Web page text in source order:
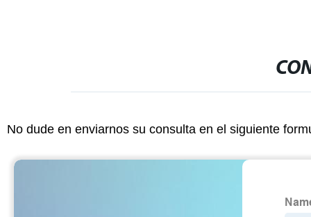
No dude en enviarnos su consulta en el siguiente